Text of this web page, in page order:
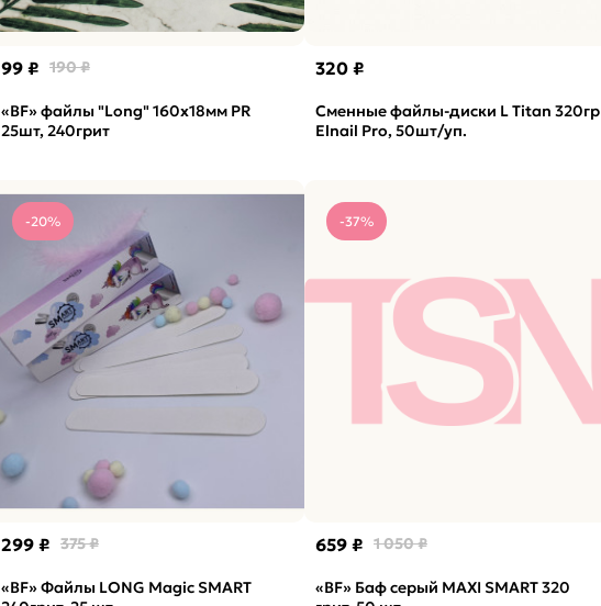
99 ₽ 190 ₽
«BF» файлы "Long" 160x18мм PR
25шт, 240грит
320 ₽
Сменные файлы-диски L Titan 320гр
Elnail Pro, 50шт/уп.
-20%
299 ₽ 375 ₽
«BF» Файлы LONG Magic SMART
-37%
659 ₽ 1 050 ₽
«BF» Баф серый MAXI SMART 320